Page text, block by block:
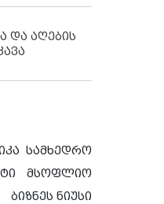
და აღების
სამხედრო
მსოფლიო
ბიზნეს ნიუსი